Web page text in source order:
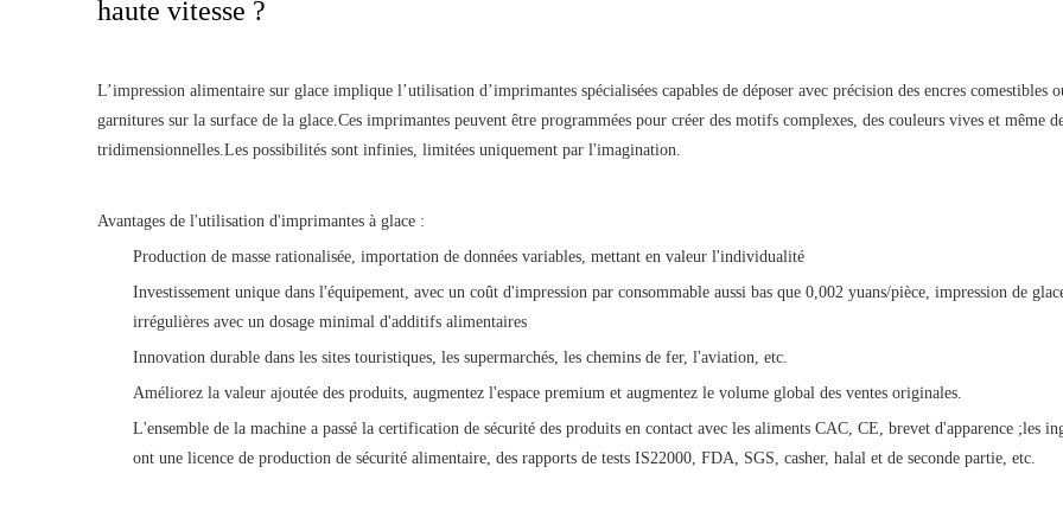
haute vitesse ?
L’impression alimentaire sur glace implique l’utilisation d’imprimantes spécialisées capables de déposer avec précision des encres comestibles
garnitures sur la surface de la glace.Ces imprimantes peuvent être programmées pour créer des motifs complexes, des couleurs vives et même
tridimensionnelles.Les possibilités sont infinies, limitées uniquement par l'imagination.
Avantages de l'utilisation d'imprimantes à glace :
Production de masse rationalisée, importation de données variables, mettant en valeur l'individualité
Investissement unique dans l'équipement, avec un coût d'impression par consommable aussi bas que 0,002 yuans/pièce, impression de
irrégulières avec un dosage minimal d'additifs alimentaires
Innovation durable dans les sites touristiques, les supermarchés, les chemins de fer, l'aviation, etc.
Améliorez la valeur ajoutée des produits, augmentez l'espace premium et augmentez le volume global des ventes originales.
L'ensemble de la machine a passé la certification de sécurité des produits en contact avec les aliments CAC, CE, brevet d'apparence ;les
ont une licence de production de sécurité alimentaire, des rapports de tests IS22000, FDA, SGS, casher, halal et de seconde partie, etc.